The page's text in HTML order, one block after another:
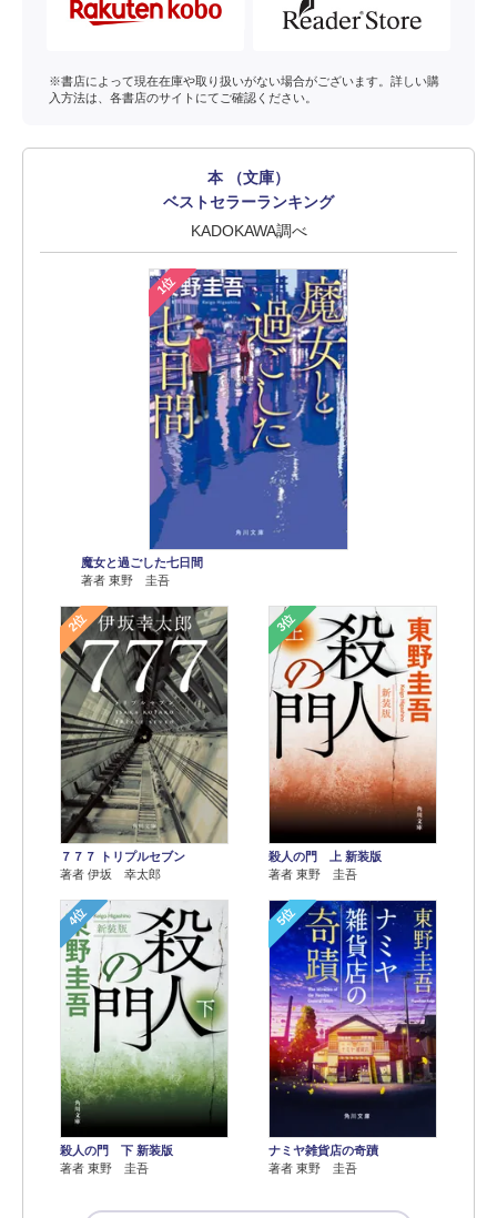
※書店によって現在在庫や取り扱いがない場合がございます。詳しい購
入方法は、各書店のサイトにてご確認ください。
本 （文庫）
ベストセラーランキング
KADOKAWA調べ
1位
魔女と過ごした七日間
著者 東野 圭吾
2位
７７７ トリプルセブン
著者 伊坂 幸太郎
3位
殺人の門 上 新装版
著者 東野 圭吾
4位
殺人の門 下 新装版
著者 東野 圭吾
5位
ナミヤ雑貨店の奇蹟
著者 東野 圭吾